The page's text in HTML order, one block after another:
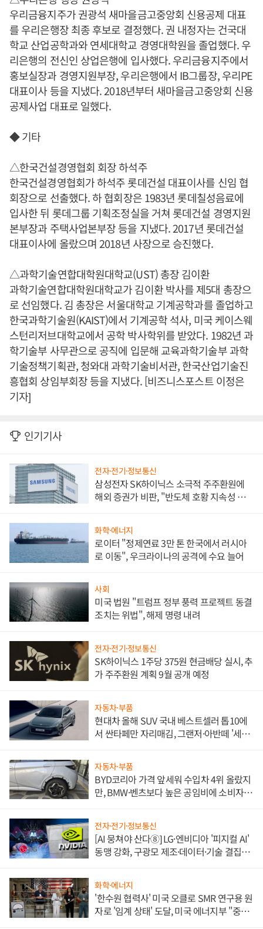
우리금융지주가 권광석 새마을금고중앙회 신용공제 대표
를 우리은행장 최종 후보로 결정했다. 권 내정자는 건국대
학교 산업공학과와 연세대학교 경영대학원을 졸업했다. 우
리은행의 전신인 상업은행에 입사했다. 우리금융지주에서
홍보실장과 경영지원부장, 우리은행에서 IB그룹장, 우리PE
대표이사 등을 지냈다. 2018년부터 새마을금고중앙회 신용
공제사업 대표로 일했다.
◆ 기타
△한국건설경영협회 회장 하석주
한국건설경영협회가 하석주 롯데건설 대표이사를 신임 협
회장으로 선출했다. 하 협회장은 1983년 롯데칠성음료에
입사한 뒤 롯데그룹 기획조정실을 거쳐 롯데건설 경영지원
본부장과 주택사업본부장 등을 지냈다. 2017년 롯데건설
대표이사에 올랐으며 2018년 사장으로 승진했다.
△과학기술연합대학원대학교(UST) 총장 김이환
과학기술연합대학원대학교가 김이환 박사를 제5대 총장으
로 선임했다. 김 총장은 서울대학교 기계공학과를 졸업하고
한국과학기술원(KAIST)에서 기계공학 석사, 미국 케이스웨
스턴리저브대학교에서 공학 박사학위를 받았다. 1982년 과
학기술부 사무관으로 공직에 입문해 교육과학기술부 과학
기술정책기획관, 청와대 과학기술비서관, 한국산업기술진
흥협회 상임부회장 등을 지냈다. [비즈니스포스트 이정은
기자]
인기기사
전자·전기·정보통신
삼성전자 SK하이닉스 소극적 주주환원에
해외 증권가 비판, "반도체 호황 지속성 의
화학·에너지
로이터 "정제연료 3만 톤 한국에서 러시아
로 이동", 우크라이나의 공격에 수요 늘어
사회
미국 법원 "트럼프 정부 풍력 프로젝트 동결
조치는 위법", 해제 명령 내려
전자·전기·정보통신
SK하이닉스 1주당 375원 현금배당 실시, 추
가 주주환원 계획 9월 공개 예정
자동차·부품
현대차 올해 SUV 국내 베스트셀러 톱10에
서 싼타페만 자리매김, 그랜저·아반떼 '세단
자동차·부품
BYD코리아 가격 앞세워 수입차 4위 올랐지
만, BMW·벤츠보다 높은 공임비에 소비자
전자·전기·정보통신
[AI 뭉쳐야 산다⑧] LG·엔비디아 '피지컬 AI'
동맹 강화, 구광모 제조·데이터·기술 결집
화학·에너지
'한수원 협력사' 미국 오클로 SMR 연구용 원
자로 '임계 상태' 도달, 미국 에너지부 "중요